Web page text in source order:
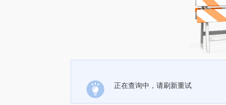
正在查询中，请刷新重试